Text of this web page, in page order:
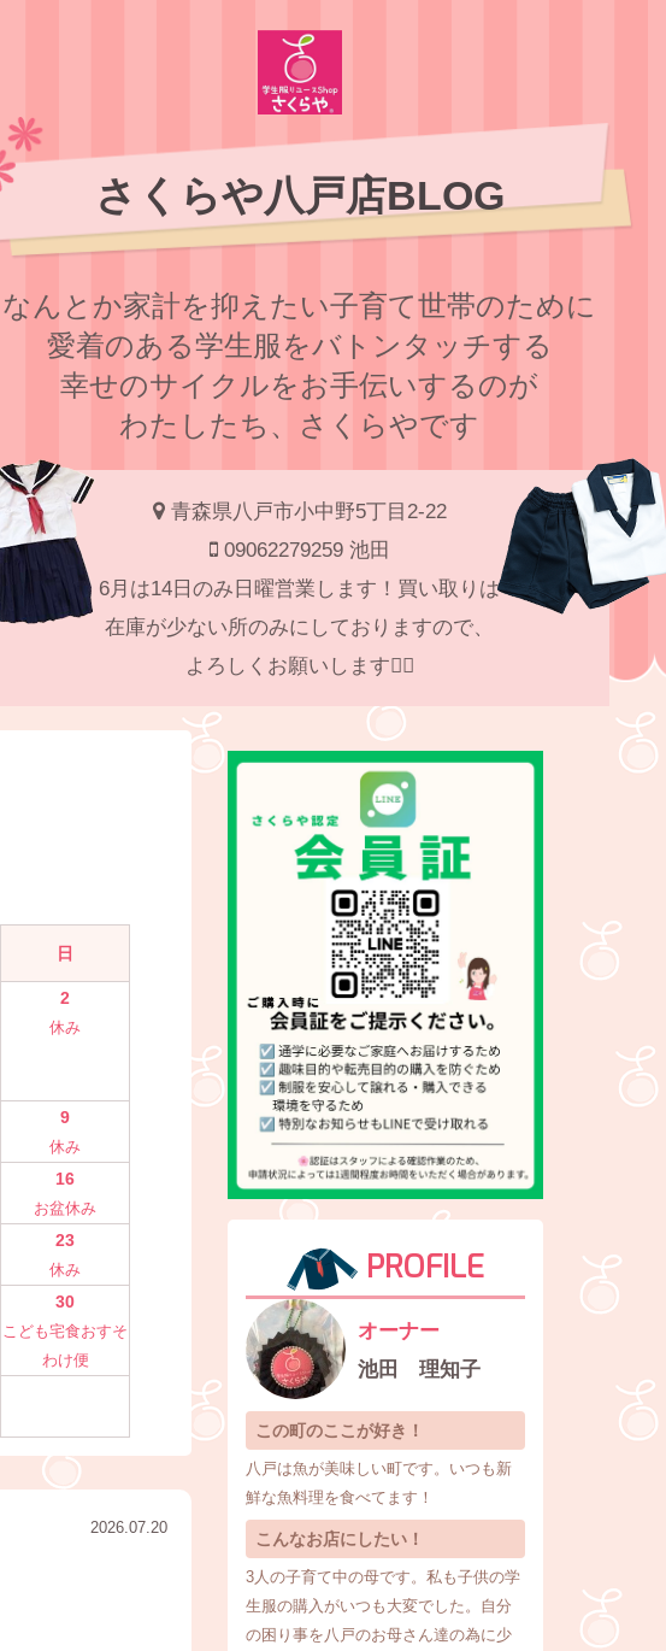
さくらや八戸店BLOG
なんとか家計を抑えたい子育て世帯のために
愛着のある学⽣服をバトンタッチする
幸せのサイクルをお⼿伝いするのが
わたしたち、さくらやです
青森県八戸市小中野5丁目2-22
09062279259 池田
6月は14日のみ日曜営業します！買い取りは
在庫が少ない所のみにしておりますので、
よろしくお願いします🙇‍♀️
日
2
休み
9
休み
16
お盆休み
23
休み
30
こども宅食おすそ
わけ便
2026.07.20
PROFILE
オーナー
池田 理知子
この町のここが好き！
八戸は魚が美味しい町です。いつも新
鮮な魚料理を食べてます！
こんなお店にしたい！
3人の子育て中の母です。私も子供の学
生服の購入がいつも大変でした。自分
の困り事を八戸のお母さん達の為に少